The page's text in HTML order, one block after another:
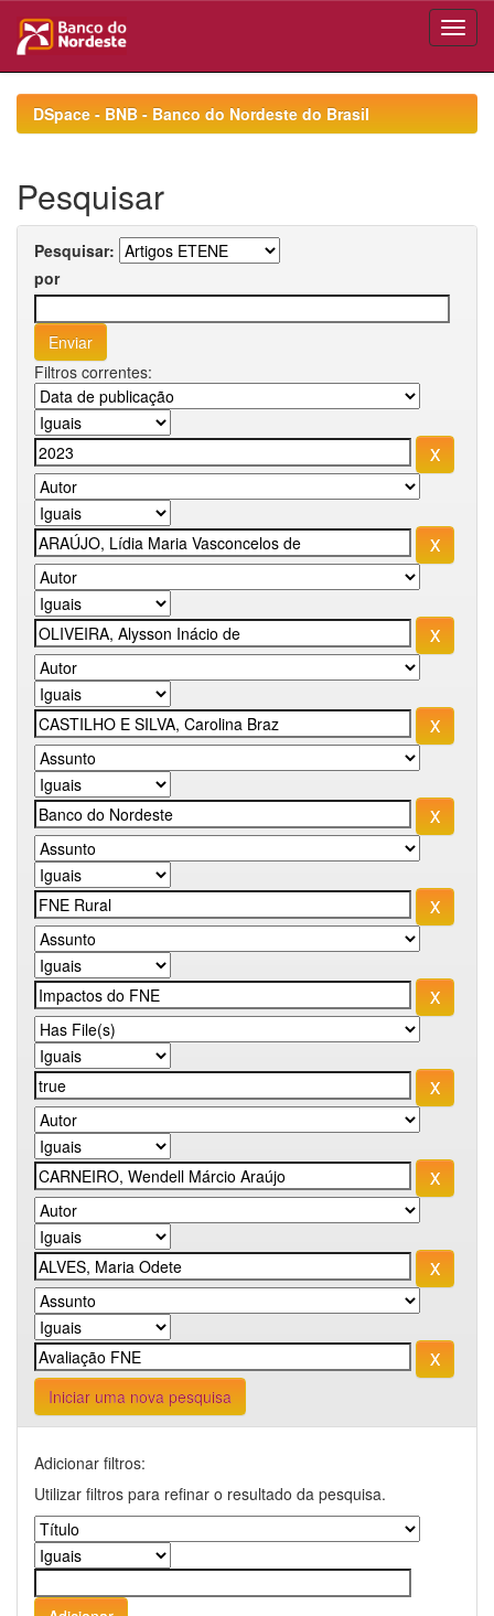
navigationDSpace - BNB - Banco do Nordeste do Brasil
Pesquisar
Pesquisar:
por
Filtros correntes:
Iniciar uma nova pesquisa
Adicionar filtros:
Utilizar filtros para refinar o resultado da pesquisa.